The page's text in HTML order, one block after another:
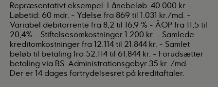
Repræsentativt eksempel: Lånebeløb: 40.000 kr. -
Løbetid: 60 mdr. - Ydelse fra 869 til 1.031 kr./md. -
Variabel debitorrente fra 8,2 til 16,9 % - ÅOP fra 11,5 til
20,4% - Stiftelsesomkostninger 1.200 kr. - Samlede
kreditomkostninger fra 12.114 til 21.844 kr. - Samlet
beløb til betaling fra 52.114 til 61.844 kr. - Forudsætter
betaling via BS. Administrationsgebyr 35 kr. /md. -
Der er 14 dages fortrydelsesret på kreditaftaler.